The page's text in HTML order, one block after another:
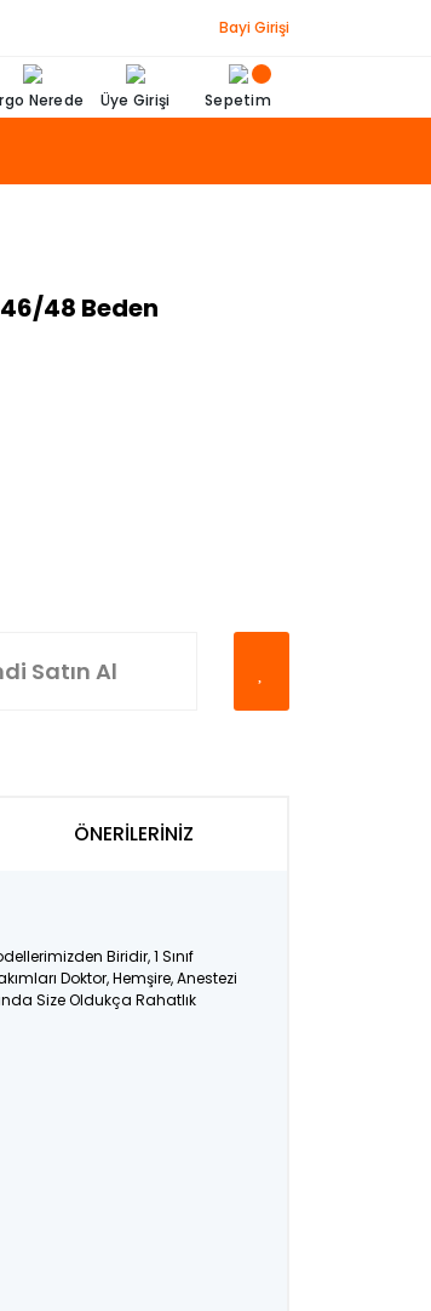
Bayi Girişi
Nerede Üye Girişi Sepetim
48 Beden
Satın Al
Biridir, 1 Sınıf
Doktor, Hemşire, Anestezi
Size Oldukça Rahatlık
ÖNERİLERİNİZ